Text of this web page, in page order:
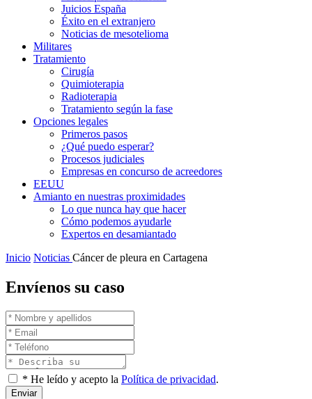
Juicios España
Éxito en el extranjero
Noticias de mesotelioma
Militares
Tratamiento
Cirugía
Quimioterapia
Radioterapia
Tratamiento según la fase
Opciones legales
Primeros pasos
¿Qué puedo esperar?
Procesos judiciales
Empresas en concurso de acreedores
EEUU
Amianto en nuestras proximidades
Lo que nunca hay que hacer
Cómo podemos ayudarle
Expertos en desamiantado
Inicio Noticias Cáncer de pleura en Cartagena
Envíenos su caso
* He leído y acepto la Política de privacidad.
Enviar